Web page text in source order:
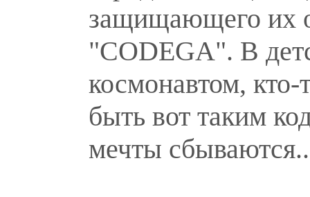
защищающего их
"CODEGA". В
космонавтом, кто-
быть вот таким
мечты